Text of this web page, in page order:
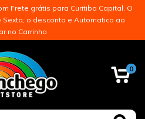
Frete grátis para Curitiba Capital. O
Sexta, o desconto e Automatico ao
no Carrinho
0